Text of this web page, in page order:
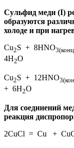
Сульфид меди (I)
образуются
холоде и при
Cu2S + 8HNO
4H2O
Cu2S + 12HNO
+ 6H2O
Для соединений
реакция
2CuCl = Cu +